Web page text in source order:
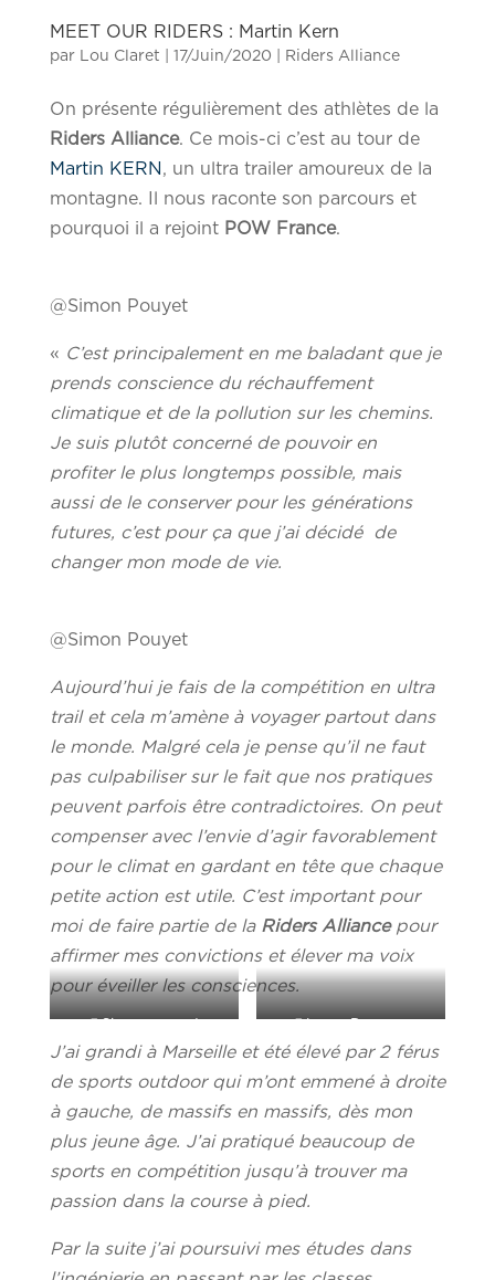
MEET OUR RIDERS : Martin Kern
par Lou Claret 17/Juin/2020 Riders Alliance
On présente régulièrement des athlètes de la
Riders Alliance. Ce mois-ci c’est au tour de
Martin KERN, un ultra trailer amoureux de la
montagne. Il nous raconte son parcours et
pourquoi il a rejointPOW France.
@Simon Pouyet
« C’est principalement en me baladant que je
prends conscience du réchauffement
climatique et de la pollution sur les chemins.
Je suis plutôt concerné de pouvoir en
profiter le plus longtemps possible, mais
aussi de le conserver pour les générations
futures, c’est pour ça que j’ai décidé de
changer mon mode de vie.
@Simon Pouyet
Aujourd’hui je fais de la compétition en ultra
trail et cela m’amène à voyager partout dans
le monde. Malgré cela je pense qu’il ne faut
pas culpabiliser sur le fait que nos pratiques
peuvent parfois être contradictoires. On peut
compenser avec l’envie d’agir favorablement
pour le climat en gardant en tête que chaque
petite action est utile. C’est important pour
moi de faire partie de la Riders Alliancepour
affirmer mes convictions et élever ma voix
pour éveiller les consciences.
@Simon pouyet @Laure Desmurs
J’ai grandi à Marseille et été élevé par 2 férus
de sports outdoor qui m’ont emmené à droite
à gauche, de massifs en massifs, dès mon
plus jeune âge. J’ai pratiqué beaucoup de
sports en compétition jusqu’à trouver ma
passion dans la course à pied.
Par la suite j’ai poursuivi mes études dans